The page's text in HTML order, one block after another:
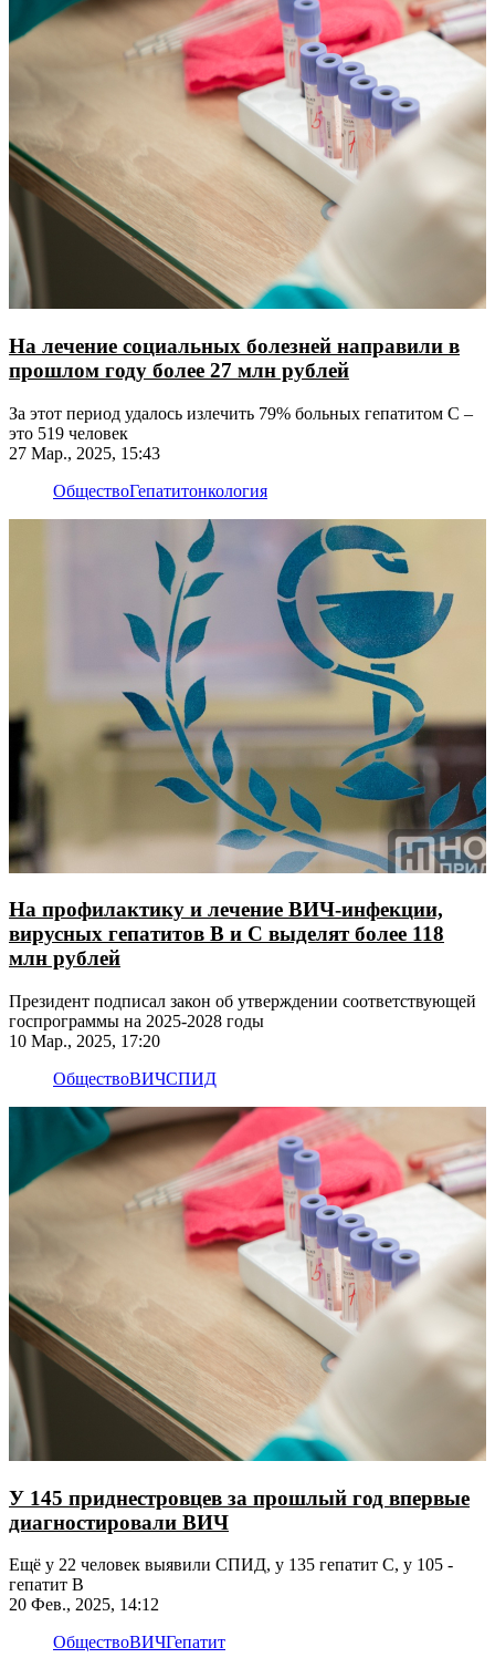
На лечение социальных болезней направили в
прошлом году более 27 млн рублей
За этот период удалось излечить 79% больных гепатитом С –
это 519 человек
27 Мар., 2025, 15:43
ОбществоГепатитонкология
На профилактику и лечение ВИЧ-инфекции,
вирусных гепатитов В и С выделят более 118
млн рублей
Президент подписал закон об утверждении соответствующей
госпрограммы на 2025-2028 годы
10 Мар., 2025, 17:20
ОбществоВИЧСПИД
У 145 приднестровцев за прошлый год впервые
диагностировали ВИЧ
Ещё у 22 человек выявили СПИД, у 135 гепатит С, у 105 -
гепатит В
20 Фев., 2025, 14:12
ОбществоВИЧГепатит